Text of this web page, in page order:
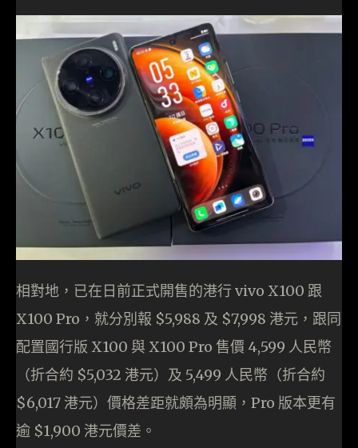
相對地，已在日前正式開售的港行 vivo X100 跟
X100 Pro，就分別報 $5,988 及 $7,998 港元，跟同
配置國行版 X100 與 X100 Pro 售價 4,599 人民幣
（折合約 $5,032 港元）及 5,499 人民幣（折合約
$6,017 港元）價格差距就頗為明顯，Pro 版本更有
逾 $1,900 港元價差。